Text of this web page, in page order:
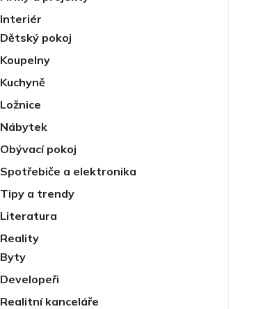
Interiér
Dětský pokoj
Koupelny
Kuchyně
Ložnice
Nábytek
Obývací pokoj
Spotřebiče a elektronika
Tipy a trendy
Literatura
Reality
Byty
Developeři
Realitní kanceláře